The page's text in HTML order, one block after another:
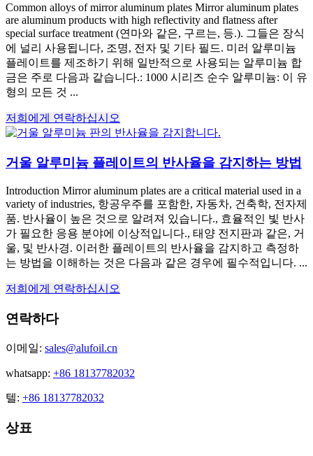
Common alloys of mirror aluminum plates Mirror aluminum plates
are aluminum products with high reflectivity and flatness after
special surface treatment (연마와 같은, 구르는, 등.). 그들은 장식
에 널리 사용됩니다, 조명, 전자 및 기타 필드. 미러 알루미늄
플레이트를 제조하기 위해 일반적으로 사용되는 알루미늄 합
금은 주로 다음과 같습니다.: 1000 시리즈 순수 알루미늄: 이 유
형의 모든 것 ...
저희에게 연락하십시오
거울 알루미늄 플레이트의 반사율을 감지하는 방법
Introduction Mirror aluminum plates are a critical material used in a
variety of industries, 항공우주를 포함한, 자동차, 건축학, 전자제
품. 반사율이 높은 것으로 알려져 있습니다., 효율적인 빛 반사
가 필요한 응용 분야에 이상적입니다., 태양 전지판과 같은, 거
울, 및 반사경. 이러한 플레이트의 반사율을 감지하고 측정하
는 방법을 이해하는 것은 다음과 같은 경우에 필수적입니다. ...
저희에게 연락하십시오
연락하다
이메일: sales@alufoil.cn
whatsapp: +86 18137782032
텔: +86 18137782032
상표